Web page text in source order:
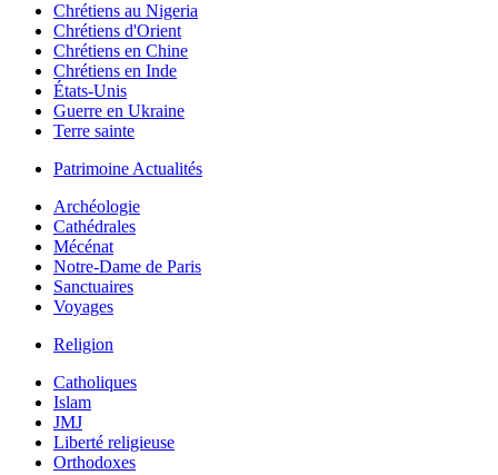
Chrétiens au Nigeria
Chrétiens d'Orient
Chrétiens en Chine
Chrétiens en Inde
États-Unis
Guerre en Ukraine
Terre sainte
Patrimoine Actualités
Archéologie
Cathédrales
Mécénat
Notre-Dame de Paris
Sanctuaires
Voyages
Religion
Catholiques
Islam
JMJ
Liberté religieuse
Orthodoxes